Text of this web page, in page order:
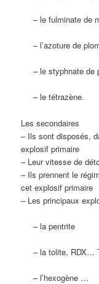
– le fulminate de
– l’azoture de
– le styphnate de
– le tétrazène.
Les secondaires
– Ils sont disposés,
explosif primaire
– Leur vitesse de
– Ils prennent le
cet explosif primaire
– Les principaux
– la pentrite
– la tolite, RDX…
– l’hexogène …